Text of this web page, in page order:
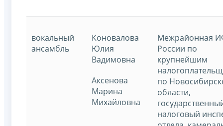
вокальный
ансамбль
Коновалова
Юлия
Вадимовна
Аксенова
Марина
Михайловна
Межрайонная
России по
крупнейшим
по
области,
налоговый